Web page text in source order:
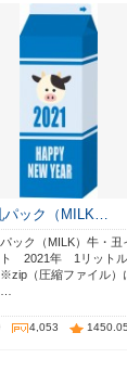
パック（MILK…
ック（MILK）牛・丑
ト 2021年 1リット
（圧縮ファイル）
4,053 1450.05